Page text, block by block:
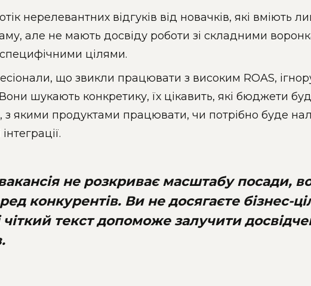
нерелевантних відгуків від новачків, які вміють
але не мають досвіду роботи зі складними
цілями.
що звикли працювати з високим ROAS,
Вони шукають конкретику, їх цікавить, які бюджети
з якими продуктами працювати, чи потрібно буде
не розкриває масштабу посади,
конкурентів. Ви не досягаєте бізнес-
чіткий текст допоможе залучити